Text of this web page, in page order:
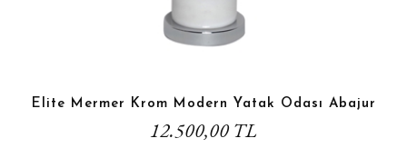
Elite Mermer Krom Modern Yatak Odası Abajur
12.500,00 TL